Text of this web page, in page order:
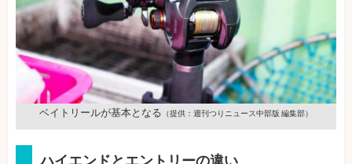
ベイトリールが基本となる （提供：週刊つりニュース中部版 編集部）
ハイエンドとエントリーの違い